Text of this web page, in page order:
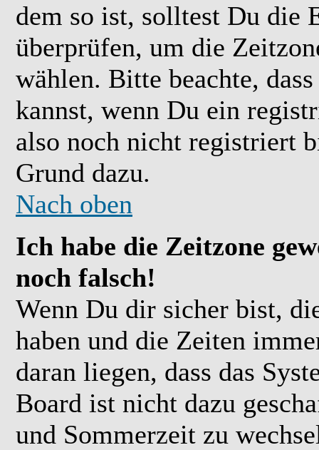
dem so ist, solltest Du die
überprüfen, um die
wählen. Bitte beachte,
kannst, wenn Du ein
also noch nicht registriert
Grund dazu.
Nach oben
Ich habe die Zeitzone
noch falsch!
Wenn Du dir sicher bist,
haben und die Zeiten
daran liegen, dass das
Board ist nicht dazu
und Sommerzeit zu